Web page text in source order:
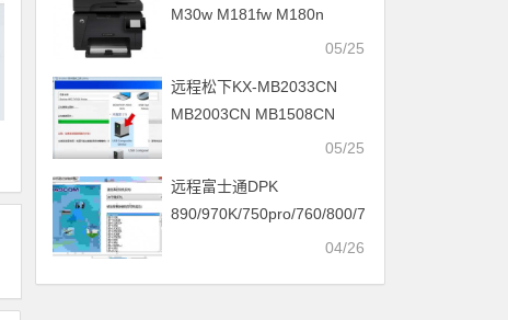
M30w M181fw M180n
05/25
远程松下KX-MB2033CN
MB2003CN MB1508CN
MB2038CN打印机驱动安装
05/25
远程富士通DPK
890/970K/750pro/760/800/710/770k
04/26